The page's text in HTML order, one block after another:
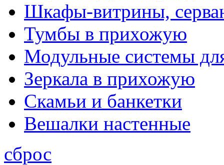
Шкафы-витрины,
Тумбы в прихожую
Модульные системы
Зеркала в прихожую
Скамьи и банкетки
Вешалки настенные
сброс